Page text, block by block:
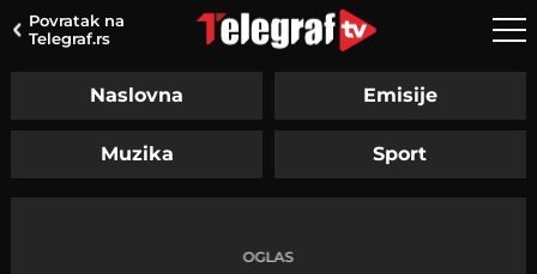
Povratak na
Telegraf.rs
Naslovna Emisije
Muzika Sport